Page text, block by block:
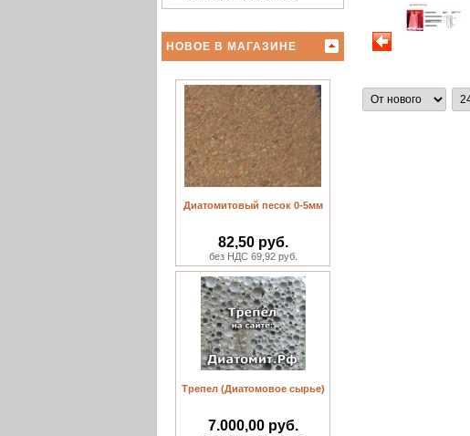
НОВОЕ В МАГАЗИНЕ
Диатомитовый песок 0-5мм
82,50 руб.
без НДС 69,92 руб.
Трепел (Диатомовое сырье)
7.000,00 руб.